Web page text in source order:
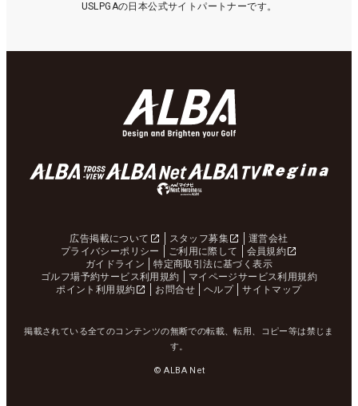
USLPGAの日本公式サイトパートナーです。
広告掲載について スタッフ募集
運営会社
プライバシーポリシー
ご利用に際して
会員規約
ガイドライン
特定商取引法に基づく表示
ゴルフ場予約サービス利用規約
マイページサービス利用規約
ポイント利用規約
お問合せ ヘルプ サイトマップ
掲載されている全てのコンテンツの無断での転載、転用、コピー等は禁じま
す。
© ALBA Net